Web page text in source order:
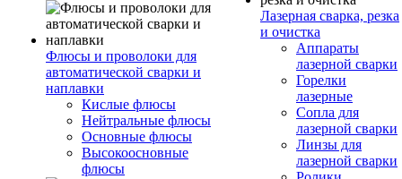
Флюсы и проволоки для
автоматической сварки и
наплавки
Кислые флюсы
Нейтральные флюсы
Основные флюсы
Высокоосновные
флюсы
Лазерная сварка, резка
и очистка
Аппараты
лазерной сварки
Горелки
лазерные
Сопла для
лазерной сварки
Линзы для
лазерной сварки